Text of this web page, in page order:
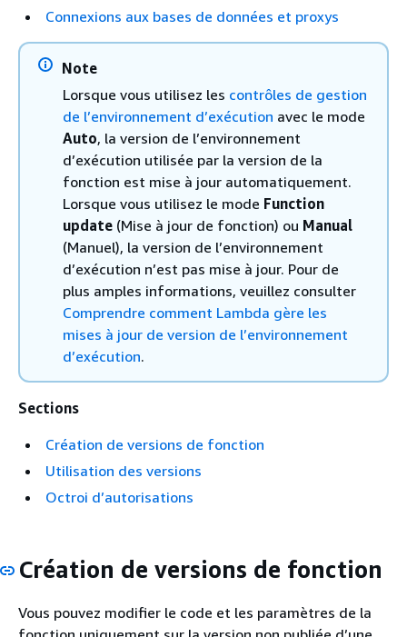
Connexions aux bases de données et proxys
Note
Lorsque vous utilisez les contrôles de gestion
de l’environnement d’exécution avec le mode
Auto, la version de l’environnement
d’exécution utilisée par la version de la
fonction est mise à jour automatiquement.
Lorsque vous utilisez le mode Function
update (Mise à jour de fonction) ou Manual
(Manuel), la version de l’environnement
d’exécution n’est pas mise à jour. Pour de
plus amples informations, veuillez consulter
Comprendre comment Lambda gère les
mises à jour de version de l’environnement
d’exécution.
Sections
Création de versions de fonction
Utilisation des versions
Octroi d’autorisations
Création de versions de fonction
Vous pouvez modifier le code et les paramètres de la